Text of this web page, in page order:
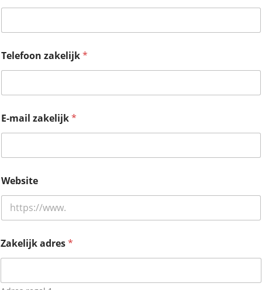
Telefoon zakelijk*
E-mail zakelijk*
Website
o
u
o
Zakelijk adres*